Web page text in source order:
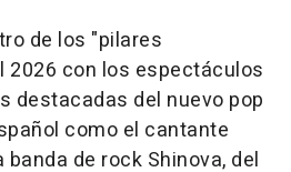
de los "pilares
2026 con los espectáculos
destacadas del nuevo pop
como el cantante
banda de rock Shinova, del